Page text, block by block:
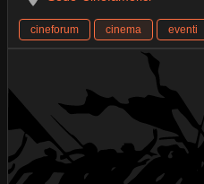
cineforum cinema eventi